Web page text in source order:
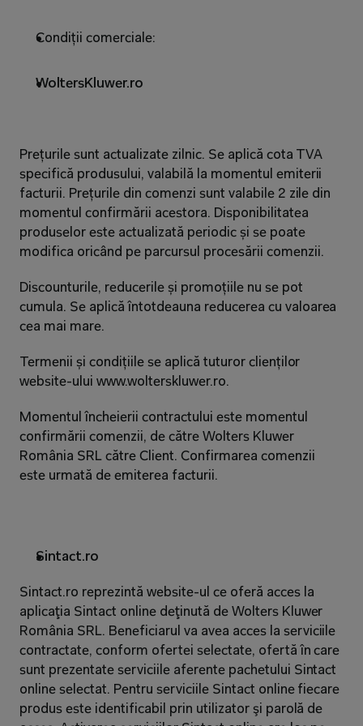
Condiții comerciale:
WoltersKluwer.ro
Prețurile sunt actualizate zilnic. Se aplică cota TVA
specifică produsului, valabilă la momentul emiterii
facturii. Prețurile din comenzi sunt valabile 2 zile din
momentul confirmării acestora. Disponibilitatea
produselor este actualizată periodic și se poate
modifica oricând pe parcursul procesării comenzii.
Discounturile, reducerile și promoțiile nu se pot
cumula. Se aplică întotdeauna reducerea cu valoarea
cea mai mare.
Termenii și condițiile se aplică tuturor clienților
website-ului www.wolterskluwer.ro.
Momentul încheierii contractului este momentul
confirmării comenzii, de către Wolters Kluwer
România SRL către Client. Confirmarea comenzii
este urmată de emiterea facturii.
Sintact.ro
Sintact.ro reprezintă website-ul ce oferă acces la
aplicaţia Sintact online deţinută de Wolters Kluwer
România SRL. Beneficiarul va avea acces la serviciile
contractate, conform ofertei selectate, ofertă în care
sunt prezentate serviciile aferente pachetului Sintact
online selectat. Pentru serviciile Sintact online fiecare
produs este identificabil prin utilizator şi parolă de